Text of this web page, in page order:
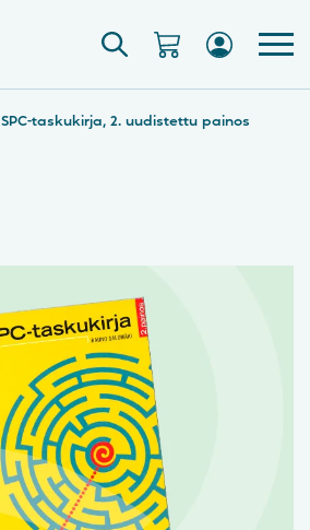
SPC-taskukirja, 2. uudistettu painos